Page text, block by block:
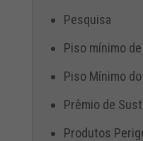
Pesquisa
Piso mínimo
Piso Mínimo do
Prêmio de
Produtos